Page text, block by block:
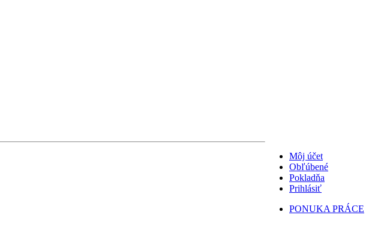
Môj účet
Obľúbené
Pokladňa
Prihlásiť
PONUKA PRÁCE